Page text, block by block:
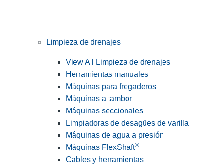
Limpieza de drenajes
View All Limpieza de drenajes
Herramientas manuales
Máquinas para fregaderos
Máquinas a tambor
Máquinas seccionales
Limpiadoras de desagües de varilla
Máquinas de agua a presión
Máquinas FlexShaft®
Cables y herramientas